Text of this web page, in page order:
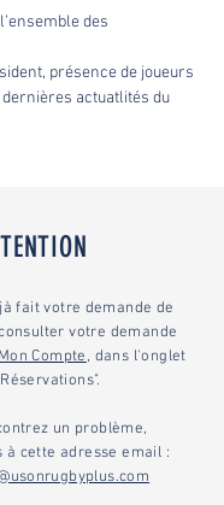
des
présence de joueurs
actuatlités du
fait votre demande de
votre demande
Mon Compte, dans l'onglet
un problème,
à cette adresse email :